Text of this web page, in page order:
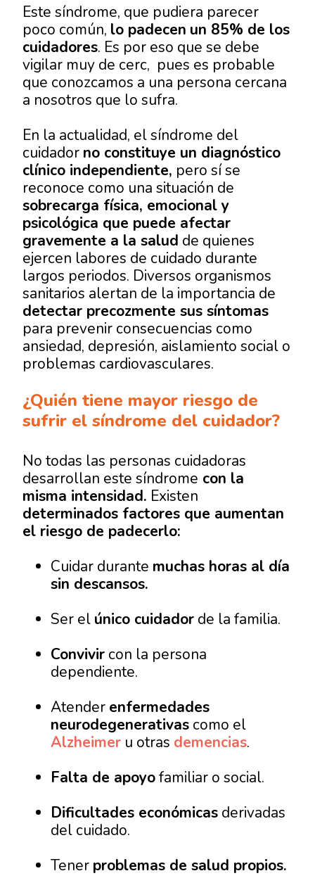
Este síndrome, que pudiera parecer
poco común, lo padecen un 85% de los
cuidadores. Es por eso que se debe
vigilar muy de cerc, pues es probable
que conozcamos a una persona cercana
a nosotros que lo sufra.
En la actualidad, el síndrome del
cuidador no constituye un diagnóstico
clínico independiente, pero sí se
reconoce como una situación de
sobrecarga física, emocional y
psicológica que puede afectar
gravemente a la salud de quienes
ejercen labores de cuidado durante
largos periodos. Diversos organismos
sanitarios alertan de la importancia de
detectar precozmente sus síntomas
para prevenir consecuencias como
ansiedad, depresión, aislamiento social o
problemas cardiovasculares.
¿Quién tiene mayor riesgo de
sufrir el síndrome del cuidador?
No todas las personas cuidadoras
desarrollan este síndrome con la
misma intensidad. Existen
determinados factores que aumentan
el riesgo de padecerlo:
Cuidar durante muchas horas al día
sin descansos.
Ser el único cuidador de la familia.
Convivir con la persona
dependiente.
Atender enfermedades
neurodegenerativas como el
Alzheimer u otras demencias.
Falta de apoyofamiliar o social.
Dificultades económicas derivadas
del cuidado.
Tener problemas de salud propios.